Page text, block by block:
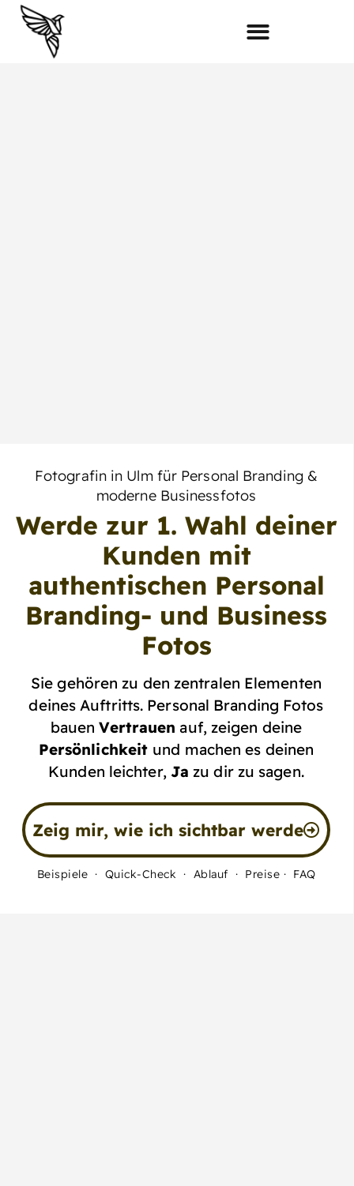
Fotografin in Ulm für Personal Branding &
moderne Businessfotos
Werde zur 1. Wahl deiner
Kunden mit
authentischen Personal
Branding- und Business
Fotos
Sie gehören zu den zentralen Elementen
deines Auftritts. Personal Branding Fotos
bauenVertrauen auf, zeigen deine
Persönlichkeit und machen es deinen
Kunden leichter, Ja zu dir zu sagen.
Zeig mir, wie ich sichtbar werde
Beispiele · Quick-Check · Ablauf · Preise · FAQ